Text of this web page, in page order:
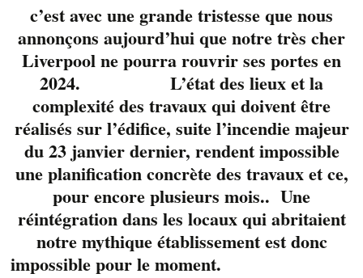
McFly est le gars que
tout le monde connait
dans le milieu!
Musicien/guitariste
accompli et reconnu
pour ses reprises
intégrales ainsi que
pour son « tone » très
noble! Marty c’est un
batteur de talent
c’est avec une grande tristesse que nous
annonçons aujourd’hui que notre très cher
Liverpool ne pourra rouvrir ses portes en
2024. L’état des lieux et la
complexité des travaux qui doivent être
réalisés sur l’édifice, suite l’incendie majeur
du 23 janvier dernier, rendent impossible
une planification concrète des travaux et ce,
pour encore plusieurs mois.. Une
réintégration dans les locaux qui abritaient
notre mythique établissement est donc
impossible pour le moment.